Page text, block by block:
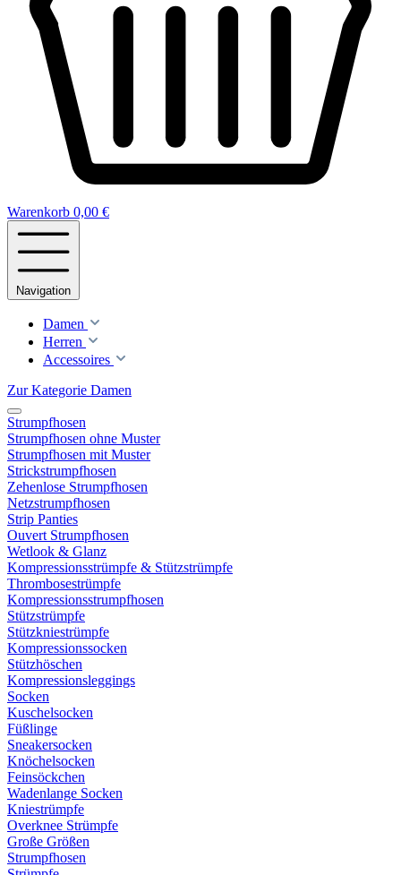
Warenkorb 0,00 €
Navigation
Damen
Herren
Accessoires
Zur Kategorie Damen
Strumpfhosen
Strumpfhosen ohne Muster
Strumpfhosen mit Muster
Strickstrumpfhosen
Zehenlose Strumpfhosen
Netzstrumpfhosen
Strip Panties
Ouvert Strumpfhosen
Wetlook & Glanz
Kompressionsstrümpfe & Stützstrümpfe
Thrombosestrümpfe
Kompressionsstrumpfhosen
Stützstrümpfe
Stützkniestrümpfe
Kompressionssocken
Stützhöschen
Kompressionsleggings
Socken
Kuschelsocken
Füßlinge
Sneakersocken
Knöchelsocken
Feinsöckchen
Wadenlange Socken
Kniestrümpfe
Overknee Strümpfe
Große Größen
Strumpfhosen